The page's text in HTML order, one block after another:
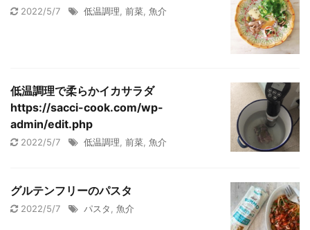
2022/5/7 低温調理 前菜 魚介
低温調理で柔らかイカサラダ
https://sacci-cook.com/wp-
admin/edit.php
2022/5/7 低温調理 前菜 魚介
グルテンフリーのパスタ
2022/5/7 パスタ 魚介